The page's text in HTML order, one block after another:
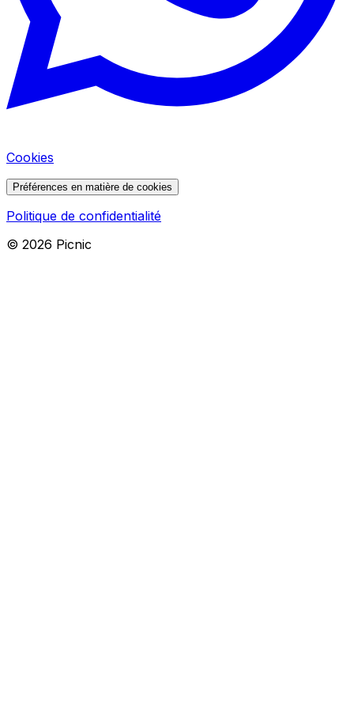
Cookies
Préférences en matière de cookies
Politique de confidentialité
© 2026 Picnic